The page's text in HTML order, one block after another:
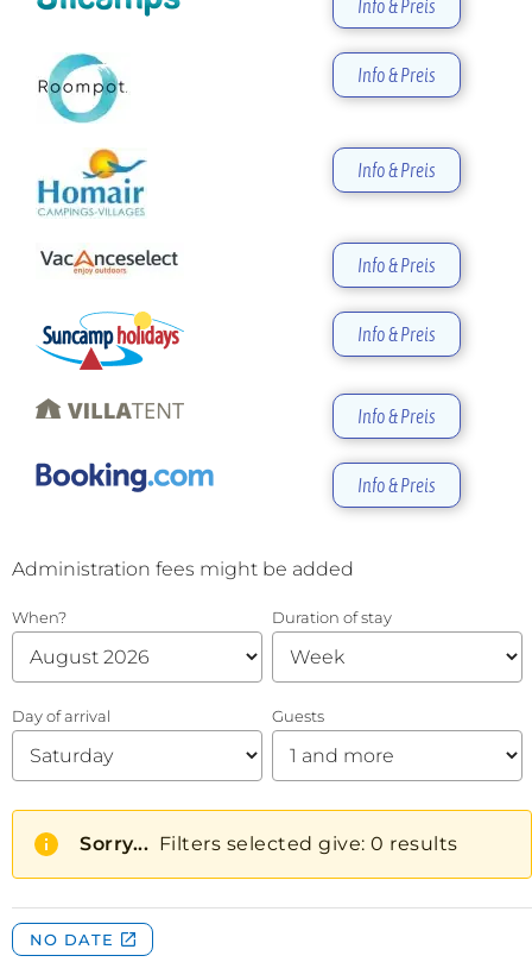
Info & Preis
Info & Preis
Info & Preis
Info & Preis
Info & Preis
Info & Preis
Info & Preis